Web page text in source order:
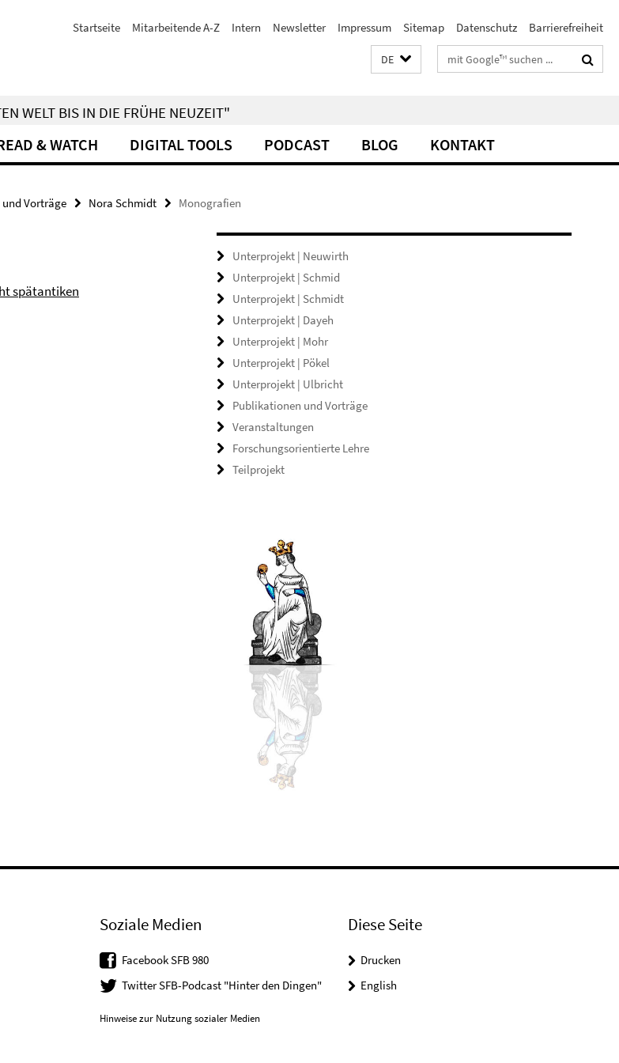
Startseite Mitarbeitende A-Z Intern Newsletter Impressum Sitemap Datenschutz Barrierefreiheit
DE Suchbegriffe
WELT BIS IN DIE FRÜHE NEUZEIT"
& WATCH DIGITAL TOOLS PODCAST BLOG KONTAKT
Vorträge Nora Schmidt Monografien
spätantiken
Unterprojekt | Neuwirth
Unterprojekt | Schmid
Unterprojekt | Schmidt
Unterprojekt | Dayeh
Unterprojekt | Mohr
Unterprojekt | Pökel
Unterprojekt | Ulbricht
Publikationen und Vorträge
Veranstaltungen
Forschungsorientierte Lehre
Teilprojekt
Soziale Medien
Facebook SFB 980
Twitter SFB-Podcast "Hinter den Dingen"
Hinweise zur Nutzung sozialer Medien
Diese Seite
Drucken
English